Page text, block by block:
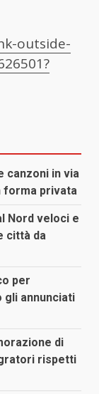
outside-
canzoni in via
forma privata
Nord veloci e
città da
per
gli annunciati
di
rispetti